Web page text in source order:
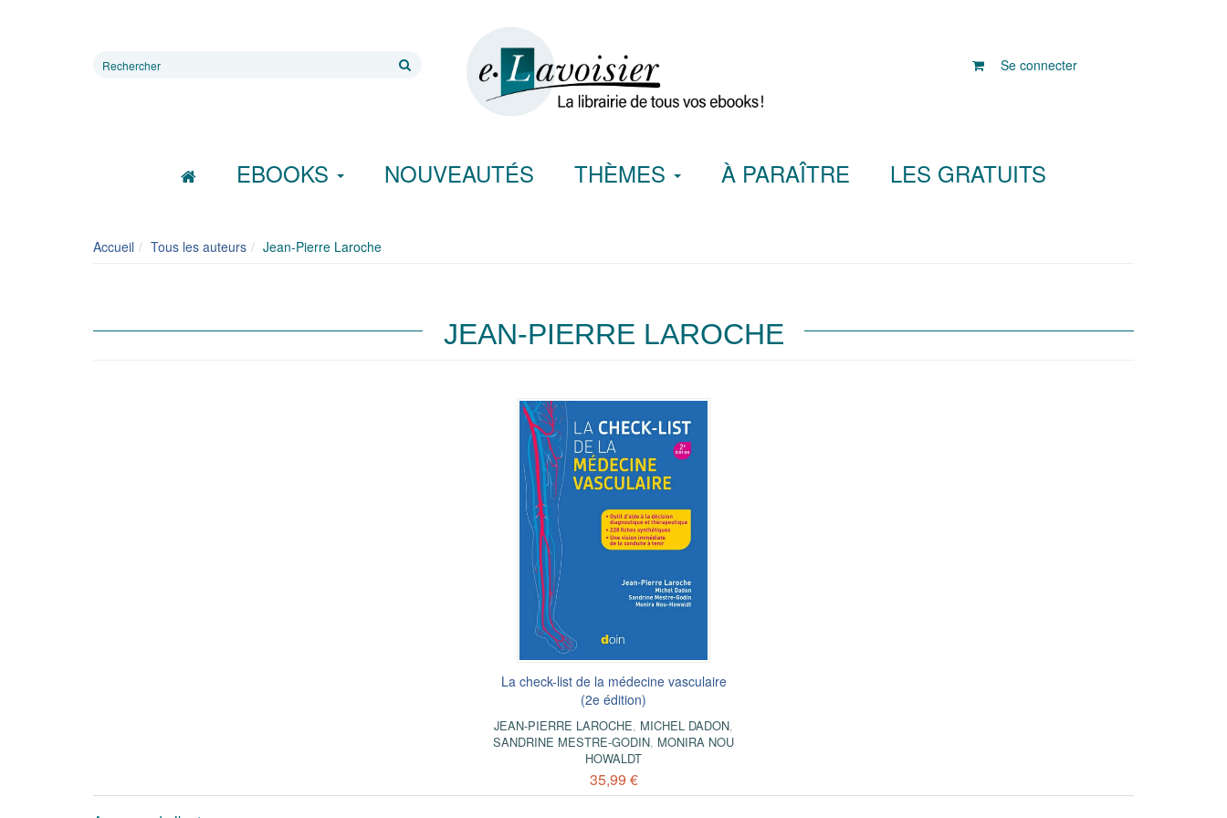
Rechercher
Se connecter
EBOOKS NOUVEAUTÉS THÈMES À PARAÎTRE LES GRATUITS
Accueil Tous les auteurs Jean-Pierre Laroche
JEAN-PIERRE LAROCHE
La check-list de la médecine vasculaire
(2e édition)
JEAN-PIERRE LAROCHE, MICHEL DADON,
SANDRINE MESTRE-GODIN, MONIRA NOU
HOWALDT
35,99 €